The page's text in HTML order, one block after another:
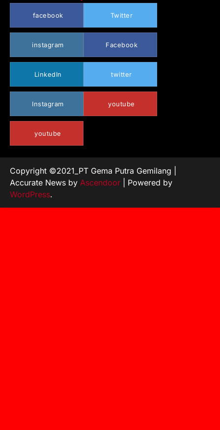
facebook Twitter
instagram Facebook
LinkedIn twitter
Instagram youtube
youtube
Copyright ©2021_PT Gema Putra Gemilang |
Accurate News by Ascendoor | Powered by
WordPress.